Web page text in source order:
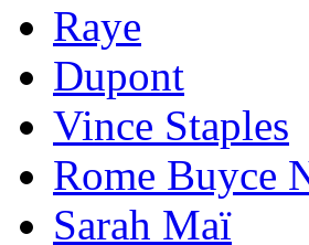
Raye
Dupont
Vince Staples
Rome Buyce
Sarah Maï